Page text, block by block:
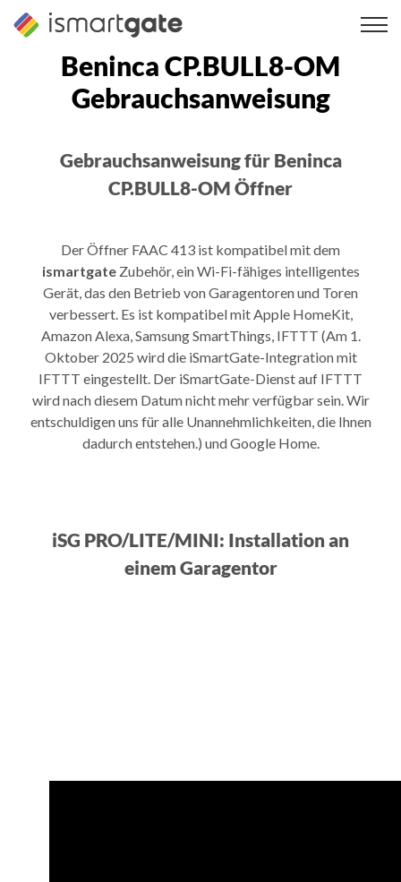
Zum
Inhalt
Beninca CP.BULL8-OM
Gebrauchsanweisung
Gebrauchsanweisung für Beninca
CP.BULL8-OM Öffner
Der Öffner FAAC 413 ist kompatibel mit dem
ismartgateZubehör, ein Wi-Fi-fähiges intelligentes
Gerät, das den Betrieb von Garagentoren und Toren
verbessert. Es ist kompatibel mit Apple HomeKit,
Amazon Alexa, Samsung SmartThings, IFTTT (Am 1.
Oktober 2025 wird die iSmartGate-Integration mit
IFTTT eingestellt. Der iSmartGate-Dienst auf IFTTT
wird nach diesem Datum nicht mehr verfügbar sein. Wir
entschuldigen uns für alle Unannehmlichkeiten, die Ihnen
dadurch entstehen.) und Google Home.
iSG PRO/LITE/MINI: Installation an
einem Garagentor